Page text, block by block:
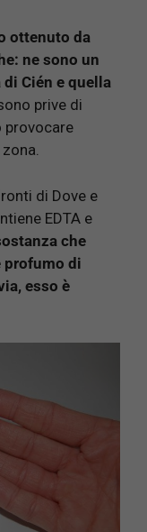
ottenuto da
ne sono un
Cién e quella
prive di
provocare
di Dove e
EDTA e
che
profumo di
esso è